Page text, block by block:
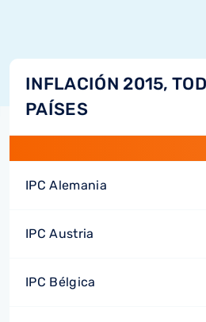
INFLACIÓN 2015,
PAÍSES
IPC Alemania
IPC Austria
IPC Bélgica